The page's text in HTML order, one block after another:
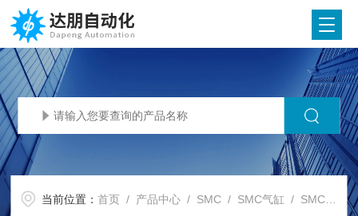
当前位置：首页 / 产品中心 / SMC / SMC气缸 / SMC代理SMC 强力夹紧气缸 CKZT80